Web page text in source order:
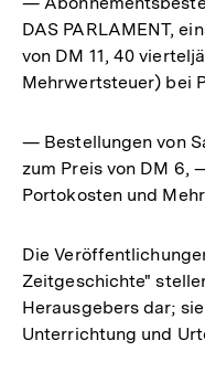
DAS PARLAMENT,
von DM 11, 40
Mehrwertsteuer) bei
— Bestellungen von
zum Preis von DM 6,
Portokosten und
Die
Zeitgeschichte"
Herausgebers dar;
Unterrichtung und